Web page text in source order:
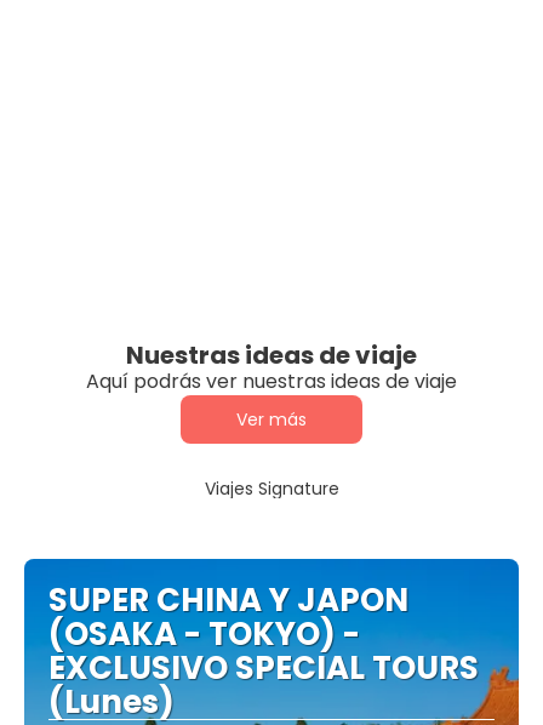
Nuestras ideas de viaje
Aquí podrás ver nuestras ideas de viaje
Ver más
Viajes Signature
SUPER CHINA Y JAPON
(OSAKA - TOKYO) -
EXCLUSIVO SPECIAL TOURS
(Lunes)